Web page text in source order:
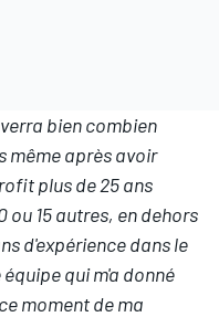
bien combien
même après avoir
plus de 25 ans
ou 15 autres, en dehors
d'expérience dans le
qui m'a donné
moment de ma